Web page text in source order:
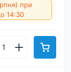
при
14:30